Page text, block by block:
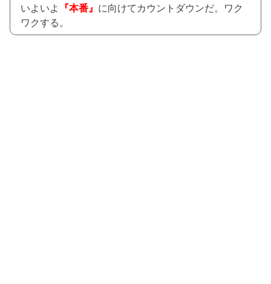
いよいよ 『本番』 に向けてカウントダウンだ。ワク
ワクする。